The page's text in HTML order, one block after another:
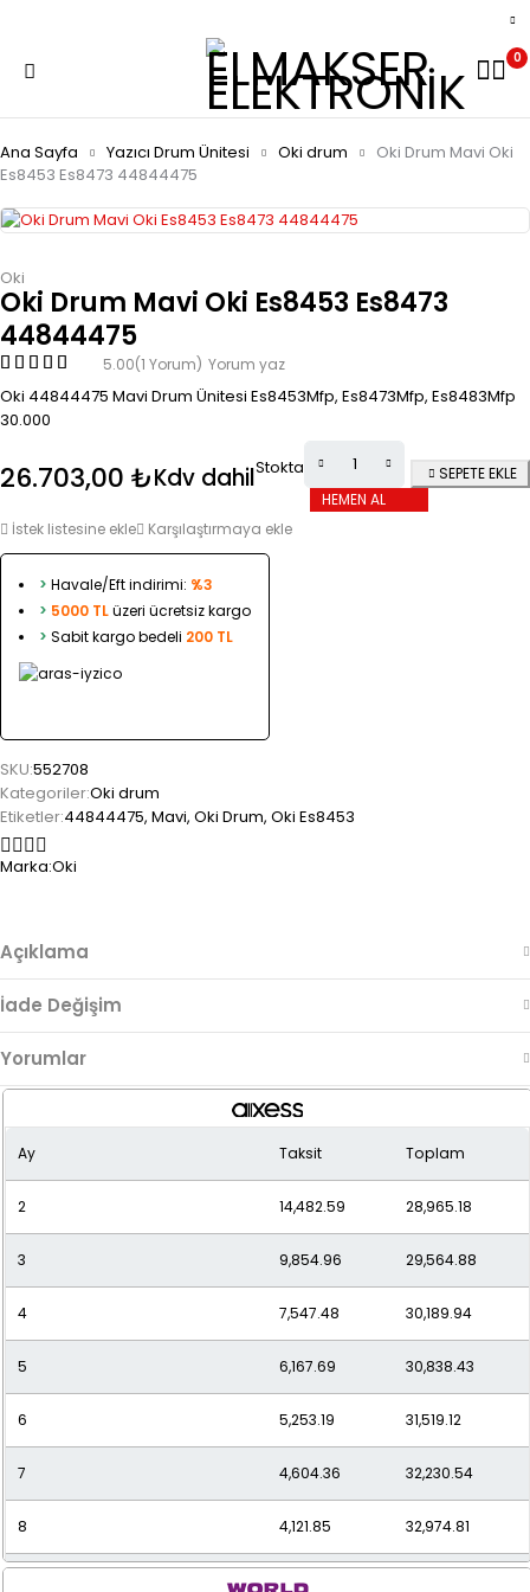
0
Ana Sayfa Yazıcı Drum Ünitesi Oki drum
Oki Drum Mavi Oki
Es8453 Es8473 44844475
Oki
Oki Drum Mavi Oki Es8453 Es8473
44844475
5.00(1 Yorum) Yorum yaz
Oki 44844475 Mavi Drum Ünitesi Es8453Mfp, Es8473Mfp, Es8483Mfp
30.000
26.703,00 ₺Kdv dahilStokta
SEPETE EKLE
HEMEN AL
İstek listesine ekle
Karşılaştırmaya ekle
> Havale/Eft indirimi: %3
> 5000 TLüzeri ücretsiz kargo
> Sabit kargo bedeli 200 TL
SKU:552708
Kategoriler:Oki drum
Etiketler:44844475, Mavi, Oki Drum, Oki Es8453
Marka:Oki
Açıklama
İade Değişim
Yorumlar
Ay Taksit Toplam
2 14,482.59 28,965.18
3 9,854.96 29,564.88
4 7,547.48 30,189.94
5 6,167.69 30,838.43
6 5,253.19 31,519.12
7 4,604.36 32,230.54
8 4,121.85 32,974.81
3,750.47